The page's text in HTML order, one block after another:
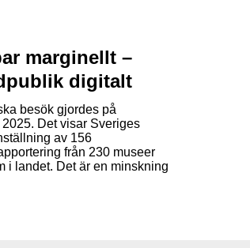
marginellt –
digitalt
besök gjordes på
Det visar Sveriges
av 156
från 230 museer
i landet. Det är en minskning